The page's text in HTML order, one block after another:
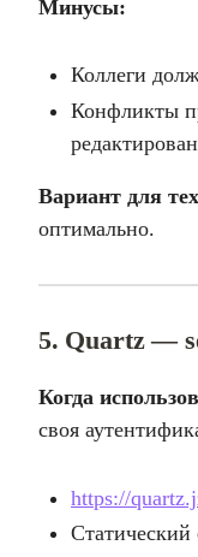
Минусы:
Коллеги
Конфликты
Вариант для
оптимально.
5. Quartz —
Когда
своя
https://
Статический